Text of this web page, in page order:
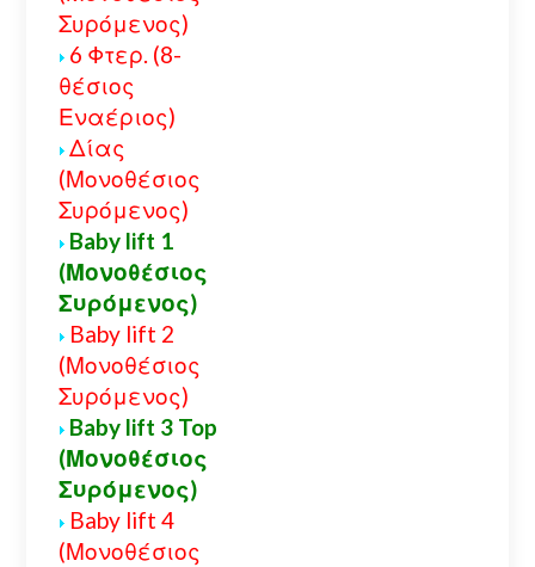
Συρόμενος)
6 Φτερ. (8-
θέσιος
Εναέριος)
Δίας
(Μονοθέσιος
Συρόμενος)
Baby lift 1
(Μονοθέσιος
Συρόμενος)
Baby lift 2
(Μονοθέσιος
Συρόμενος)
Baby lift 3 Top
(Μονοθέσιος
Συρόμενος)
Baby lift 4
(Μονοθέσιος